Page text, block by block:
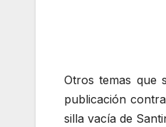
Otros temas que
publicación contra
silla vacía de